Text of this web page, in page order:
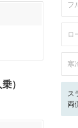
）
フ
ロ
寒
ス
両